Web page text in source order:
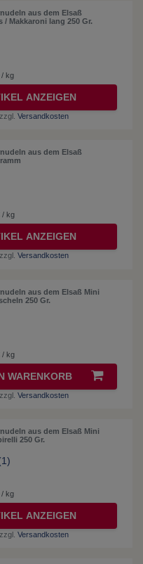
aus dem Elsaß
/ Makkaroni lang 250 Gr.
/ kg
ANZEIGEN
zzgl.Versandkosten
aus dem Elsaß
/ kg
ANZEIGEN
zzgl.Versandkosten
aus dem Elsaß Mini
250 Gr.
/ kg
WARENKORB
zzgl.Versandkosten
aus dem Elsaß Mini
250 Gr.
/ kg
ANZEIGEN
zzgl.Versandkosten